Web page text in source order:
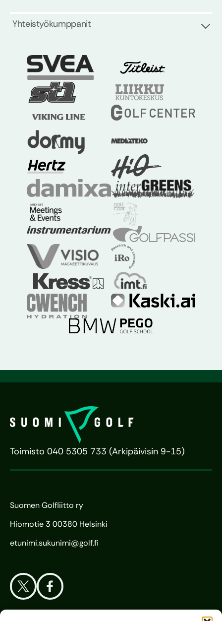
Yhteistyökumppanit
Toimisto 040 5305 733 (Arkipäivisin 9-15)
Suomen Golfliitto ry
Hiomotie 3 00380 Helsinki
etunimi.sukunimi@golf.fi